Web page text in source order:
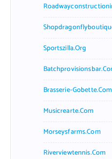
Sportszilla.org
Brasserie-Gobette.com
Musicrearte.com
Morseysfarms.com
Riverviewtennis.com